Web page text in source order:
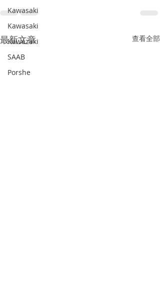
Kawasaki
Kawasaki
Kawazaki
SAAB
Porshe
最新文章 查看全部